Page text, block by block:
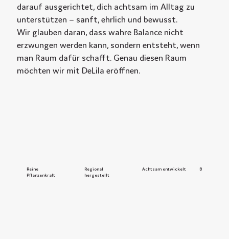
darauf ausgerichtet, dich achtsam im Alltag zu
unterstützen – sanft, ehrlich und bewusst.
Wir glauben daran, dass wahre Balance nicht
erzwungen werden kann, sondern entsteht, wenn
man Raum dafür schafft. Genau diesen Raum
möchten wir mit DeLila eröffnen.
Reine
Pflanzenkraft
Regional
hergestellt
Achtsam entwickelt Bewusst